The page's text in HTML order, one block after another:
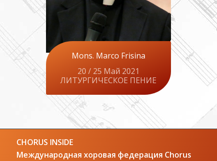
Mons. Marco Frisina
20 / 25 Май 2021
ЛИТУРГИЧЕСКОЕ ПЕНИЕ
CHORUS INSIDE
Международная хоровая федерация Chorus